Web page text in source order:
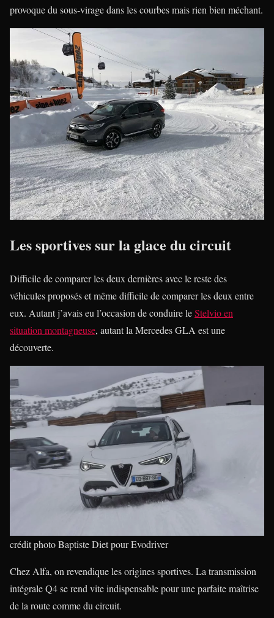
provoque du sous-virage dans les courbes mais rien bien méchant.
Les sportives sur la glace du circuit
Difficile de comparer les deux dernières avec le reste des
véhicules proposés et même difficile de comparer les deux entre
eux. Autant j’avais eu l’occasion de conduire leStelvio en
situation montagneuse, autant la Mercedes GLA est une
découverte.
crédit photo Baptiste Diet pour Evodriver
Chez Alfa, on revendique les origines sportives. La transmission
intégrale Q4 se rend vite indispensable pour une parfaite maîtrise
de la route comme du circuit.